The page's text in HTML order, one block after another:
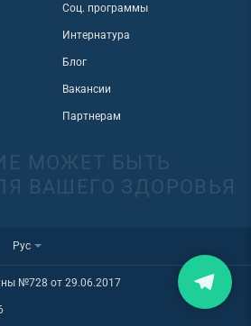
Соц. программы
Интернатура
Блог
Вакансии
Партнерам
МОЖЕТ БЫТЬ
ВАШЕГО ЗДОРОВЬЯ
№728 от 29.06.2017